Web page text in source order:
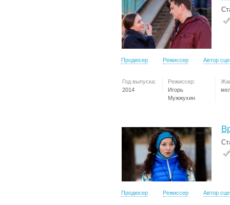
Продюсер Режиссер Автор
Год выпуска:
2014
Режиссер:
Игорь
Мужжухин
Продюсер Режиссер Автор